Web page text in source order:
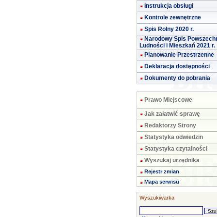
Instrukcja obsługi
Kontrole zewnętrzne
Spis Rolny 2020 r.
Narodowy Spis
Ludności i Mieszkań 2021 r.
Planowanie Przestrzenne
Deklaracja dostępności
Dokumenty do pobrania
Prawo Miejscowe
Jak załatwić sprawę
Redaktorzy Strony
Statystyka odwiedzin
Statystyka czytalności
Wyszukaj urzędnika
Rejestr zmian
Mapa serwisu
Wyszukiwarka